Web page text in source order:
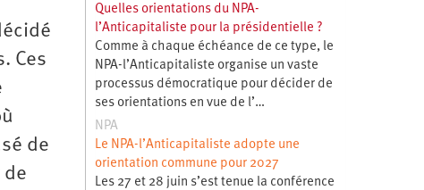
Ces
de
de
Quelles orientations du NPA-
l’Anticapitaliste pour la présidentielle ?
Comme à chaque échéance de ce type, le
NPA-l’Anticapitaliste organise un vaste
processus démocratique pour décider de
ses orientations en vue de l’…
NPA
Le NPA-l’Anticapitaliste adopte une
orientation commune pour 2027
Les 27 et 28 juin s’est tenue la conférence